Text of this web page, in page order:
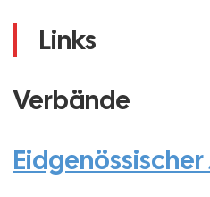
Links
Verbände